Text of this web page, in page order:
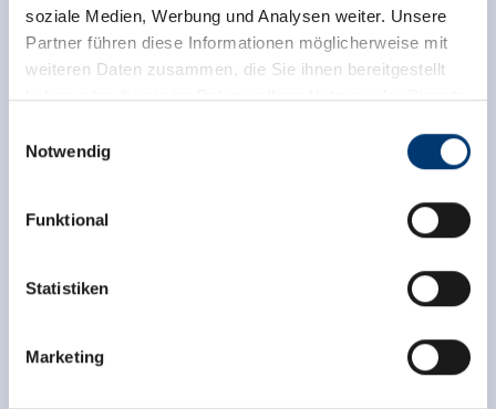
soziale Medien, Werbung und Analysen weiter. Unsere
Partner führen diese Informationen möglicherweise mit
weiteren Daten zusammen, die Sie ihnen bereitgestellt
haben oder die sie im Rahmen Ihrer Nutzung der Dienste
Rohr 23// A-6280 Zell am Ziller
www.zillertalarena.com
Notwendig
Funktional
Statistiken
Marketing